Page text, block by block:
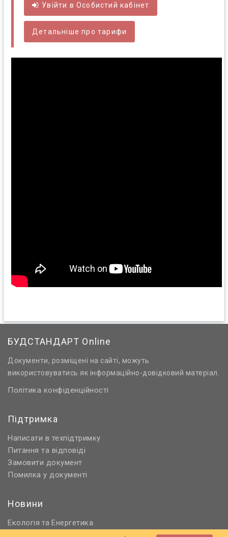
Увійти вОсобистий кабінет
Детальніше про тарифи
БУДСТАНДАРТ Online
Документи, розміщені на сайті, можуть
використовуватись як інформаційно-довідковий матеріал.
Політика конфіденційності
Підтримка
Написати в техпідтримку
Питання та відповіді
Замовити документ
Помилка у документі
Новини
Екологія та Енергетика